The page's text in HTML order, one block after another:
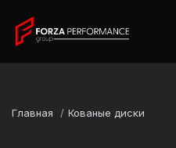
Главная Кованые диски